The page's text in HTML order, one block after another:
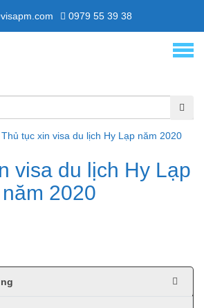
0979 55 39 38
Thủ tục xin visa du lịch Hy Lạp năm 2020
visa du lịch Hy Lạp
năm 2020